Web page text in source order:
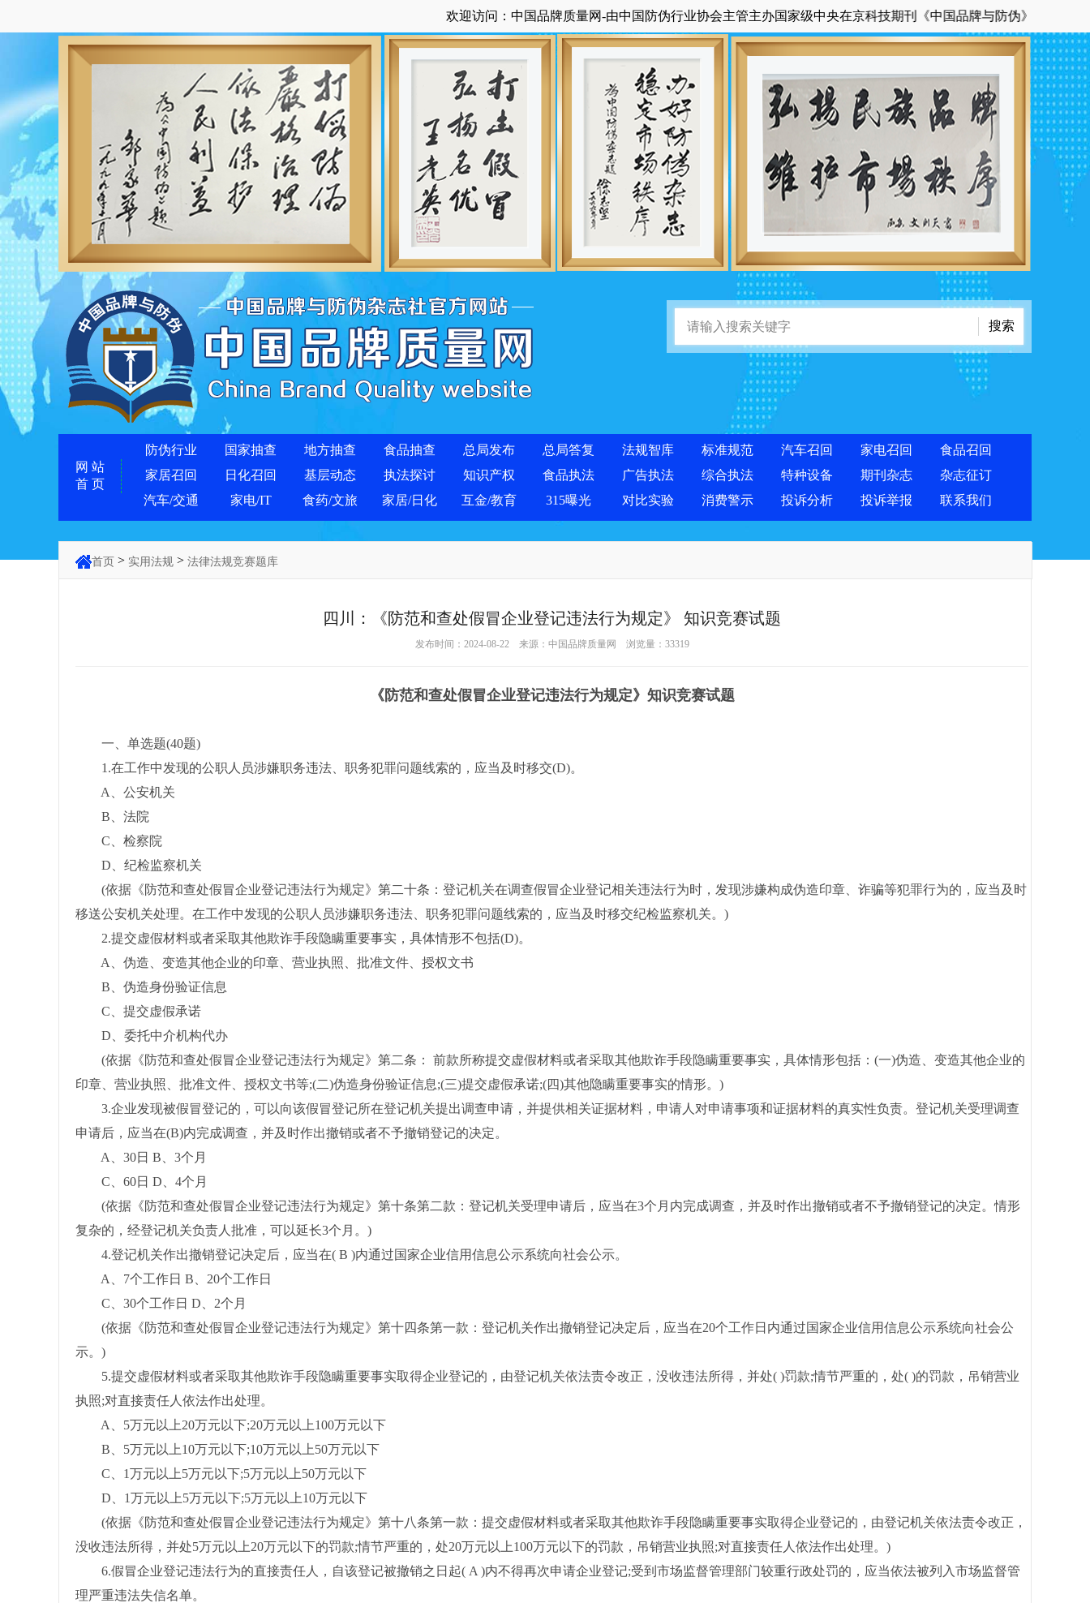
欢迎访问：中国品牌质量网-由中国防伪行业协会主管主办国家级中央在京科技期刊《中国品牌与防伪》杂志的官方网站
网 站
首 页
防伪行业 国家抽查 地方抽查 食品抽查 总局发布 总局答复 法规智库 标准规范 汽车召回 家电召回
食品召回
家居召回
日化召回 基层动态 执法探讨 知识产权 食品执法 广告执法 综合执法 特种设备 期刊杂志
杂志征订
汽车/交通
家电/IT 食药/文旅 家居/日化 互金/教育 315曝光 对比实验 消费警示 投诉分析 投诉举报 联系我们
首页 > 实用法规 > 法律法规竞赛题库
四川：《防范和查处假冒企业登记违法行为规定》 知识竞赛试题
发布时间：2024-08-22 来源： 中国品牌质量网 浏览量： 33319
《防范和查处假冒企业登记违法行为规定》知识竞赛试题
一、单选题(40题)
1.在工作中发现的公职人员涉嫌职务违法、职务犯罪问题线索的，应当及时移交(D)。
A、公安机关
B、法院
C、检察院
D、纪检监察机关
(依据《防范和查处假冒企业登记违法行为规定》第二十条：登记机关在调查假冒企业登记相关违法行为时，发现涉嫌构成伪造印章、诈骗等犯罪行为的，应当及时
移送公安机关处理。在工作中发现的公职人员涉嫌职务违法、职务犯罪问题线索的，应当及时移交纪检监察机关。)
2.提交虚假材料或者采取其他欺诈手段隐瞒重要事实，具体情形不包括(D)。
A、伪造、变造其他企业的印章、营业执照、批准文件、授权文书
B、伪造身份验证信息
C、提交虚假承诺
D、委托中介机构代办
(依据《防范和查处假冒企业登记违法行为规定》第二条： 前款所称提交虚假材料或者采取其他欺诈手段隐瞒重要事实，具体情形包括：(一)伪造、变造其他企业的
印章、营业执照、批准文件、授权文书等;(二)伪造身份验证信息;(三)提交虚假承诺;(四)其他隐瞒重要事实的情形。)
3.企业发现被假冒登记的，可以向该假冒登记所在登记机关提出调查申请，并提供相关证据材料，申请人对申请事项和证据材料的真实性负责。登记机关受理调查
申请后，应当在(B)内完成调查，并及时作出撤销或者不予撤销登记的决定。
A、30日 B、3个月
C、60日 D、4个月
(依据《防范和查处假冒企业登记违法行为规定》第十条第二款：登记机关受理申请后，应当在3个月内完成调查，并及时作出撤销或者不予撤销登记的决定。情形
复杂的，经登记机关负责人批准，可以延长3个月。)
4.登记机关作出撤销登记决定后，应当在( B )内通过国家企业信用信息公示系统向社会公示。
A、7个工作日 B、20个工作日
C、30个工作日 D、2个月
(依据《防范和查处假冒企业登记违法行为规定》第十四条第一款：登记机关作出撤销登记决定后，应当在20个工作日内通过国家企业信用信息公示系统向社会公
示。)
5.提交虚假材料或者采取其他欺诈手段隐瞒重要事实取得企业登记的，由登记机关依法责令改正，没收违法所得，并处( )罚款;情节严重的，处( )的罚款，吊销营业
执照;对直接责任人依法作出处理。
A、5万元以上20万元以下;20万元以上100万元以下
B、5万元以上10万元以下;10万元以上50万元以下
C、1万元以上5万元以下;5万元以上50万元以下
D、1万元以上5万元以下;5万元以上10万元以下
(依据《防范和查处假冒企业登记违法行为规定》第十八条第一款：提交虚假材料或者采取其他欺诈手段隐瞒重要事实取得企业登记的，由登记机关依法责令改正，
没收违法所得，并处5万元以上20万元以下的罚款;情节严重的，处20万元以上100万元以下的罚款，吊销营业执照;对直接责任人依法作出处理。)
6.假冒企业登记违法行为的直接责任人，自该登记被撤销之日起( A )内不得再次申请企业登记;受到市场监督管理部门较重行政处罚的，应当依法被列入市场监督管
理严重违法失信名单。